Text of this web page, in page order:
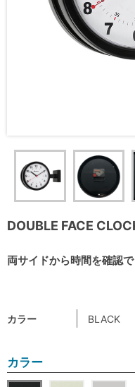
DOUBLE FACE
両サイドから時間を確認
カラー BLACK
カラー